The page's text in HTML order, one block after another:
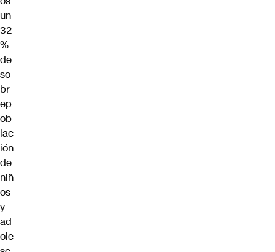
un
32
%
de
so
br
ep
ob
lac
ión
de
niñ
os
y
ad
ole